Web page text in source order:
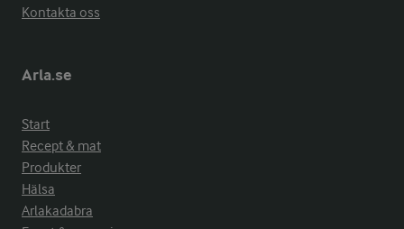
Kontakta oss
Arla.se
Start
Recept & mat
Produkter
Hälsa
Arlakadabra